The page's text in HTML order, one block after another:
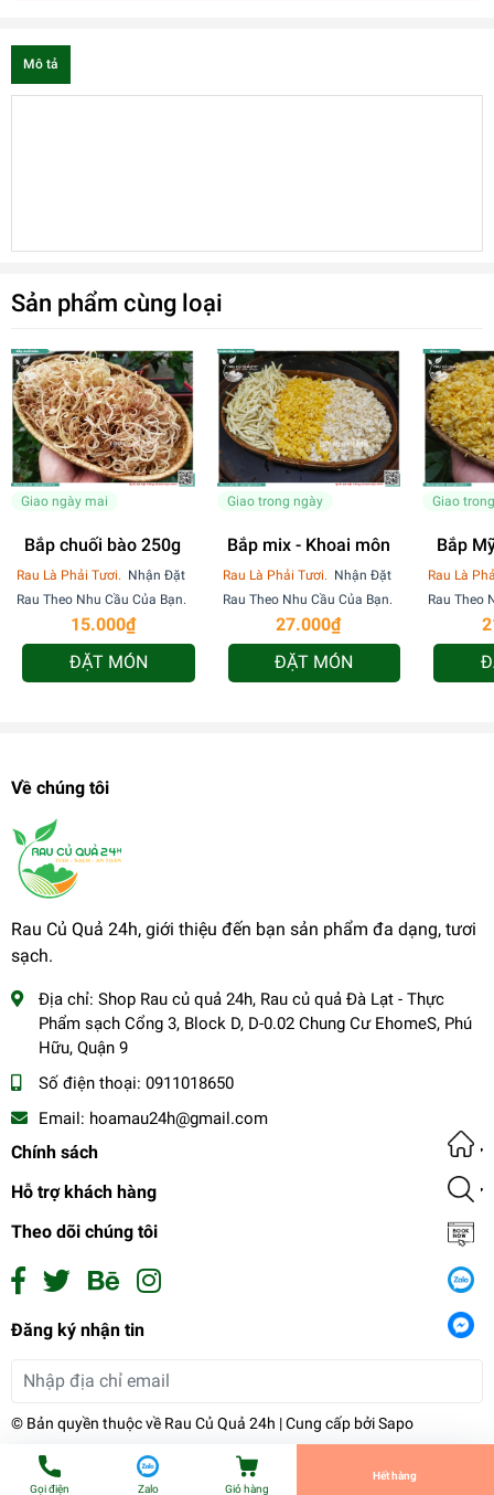
Mô tả
Sản phẩm cùng loại
Giao ngày mai
Bắp chuối bào 250g
Rau Là Phải Tươi. Nhận Đặt
Rau Theo Nhu Cầu Của Bạn.
15.000₫
ĐẶT MÓN
Giao trong ngày
Bắp mix - Khoai môn
Rau Là Phải Tươi. Nhận Đặt
Rau Theo Nhu Cầu Của Bạn.
27.000₫
ĐẶT MÓN
Giao
Bắp
Rau Là
Rau Theo
Về chúng tôi
Rau Củ Quả 24h, giới thiệu đến bạn sản phẩm đa dạng, tươi
sạch.
Địa chỉ: Shop Rau củ quả 24h, Rau củ quả Đà Lạt - Thực
Phẩm sạch Cổng 3, Block D, D-0.02 Chung Cư EhomeS, Phú
Hữu, Quận 9
Số điện thoại: 0911018650
Email: hoamau24h@gmail.com
Chính sách
Hỗ trợ khách hàng
Theo dõi chúng tôi
Đăng ký nhận tin
© Bản quyền thuộc về Rau Củ Quả 24h | Cung cấp bởiSapo
19.000₫
Tiến Hành Thanh Toán
Gọi điện Zalo Giỏ hàng
Hết hàng